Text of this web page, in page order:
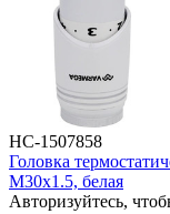
НС-1507858
Головка
M30х1.5, белая
Авторизуйтесь,